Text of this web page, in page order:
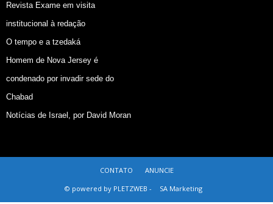
Revista Exame em visita
institucional à redação
O tempo e a tzedaká
Homem de Nova Jersey é
condenado por invadir sede do
Chabad
Notícias de Israel, por David Moran
CONTATO
ANUNCIE
© powered by PLETZWEB -
SA Marketing